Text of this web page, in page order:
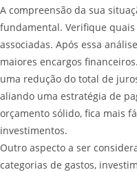
A compreensão da sua
fundamental. Verifique quais
associadas. Após essa
maiores encargos
uma redução do total de
aliando uma estratégia de
orçamento sólido, fica mais
investimentos.
Outro aspecto a ser
categorias de gastos,